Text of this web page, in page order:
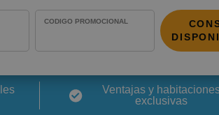
CÓDIGO PROMOCIONAL
Ventajas y
exclusivas